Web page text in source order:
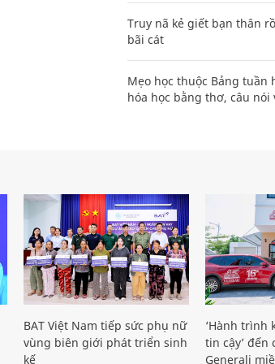
Truy nã kẻ giết bạn thân
bãi cát
Mẹo học thuộc Bảng tuần
hóa học bằng thơ, câu nói
BAT Việt Nam tiếp sức phụ nữ
vùng biên giới phát triển sinh
kế
‘Hành trình
tin cậy’ đến
Generali